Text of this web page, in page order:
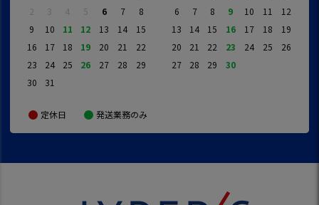
2
3 4 5 6 7
8
9
10 11 12 13 14
15
16
17 18 19 20 21
22
23
24 25 26 27 28
29
30
31
6
7 8 9 10 11
12
13
14 15 16 17 18
19
20
21 22 23 24 25
26
27
28 29 30
定休日 発送業務のみ